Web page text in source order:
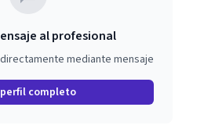
y avanzar con
bienestar. Creo
personal y para
y significativa.
al profesional
mediante mensaje
completo